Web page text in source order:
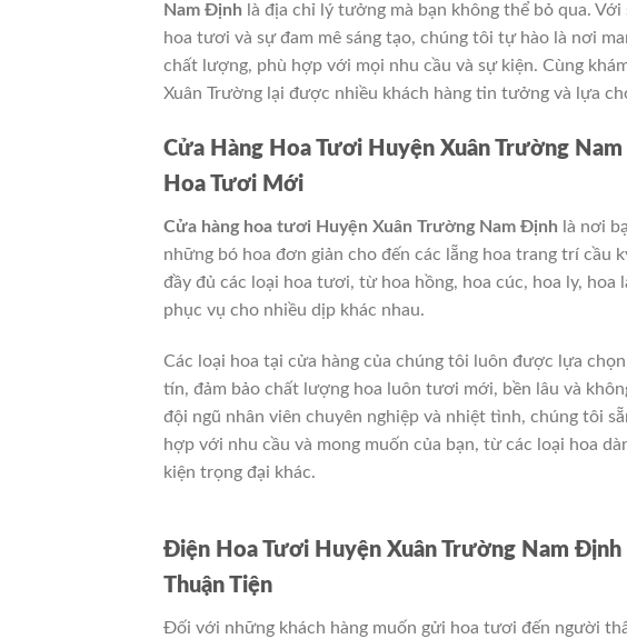
Nam Định là địa chỉ lý tưởng mà bạn không thể bỏ qua.
hoa tươi và sự đam mê sáng tạo, chúng tôi tự hào là nơi
chất lượng, phù hợp với mọi nhu cầu và sự kiện. Cùng
Xuân Trường lại được nhiều khách hàng tin tưởng và lựa
Cửa Hàng Hoa Tươi Huyện Xuân Trường
Hoa Tươi Mới
Cửa hàng hoa tươi Huyện Xuân Trường Nam Định là nơi
những bó hoa đơn giản cho đến các lẵng hoa trang trí cầu
đầy đủ các loại hoa tươi, từ hoa hồng, hoa cúc, hoa ly,
phục vụ cho nhiều dịp khác nhau.
Các loại hoa tại cửa hàng của chúng tôi luôn được lựa
tín, đảm bảo chất lượng hoa luôn tươi mới, bền lâu và
đội ngũ nhân viên chuyên nghiệp và nhiệt tình, chúng tôi
hợp với nhu cầu và mong muốn của bạn, từ các loại hoa
kiện trọng đại khác.
Điện Hoa Tươi Huyện Xuân Trường Nam Định
Thuận Tiện
Đối với những khách hàng muốn gửi hoa tươi đến người